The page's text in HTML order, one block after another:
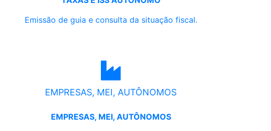
Emissão de guia e consulta da situação fiscal.
EMPRESAS, MEI, AUTÔNOMOS
EMPRESAS, MEI, AUTÔNOMOS